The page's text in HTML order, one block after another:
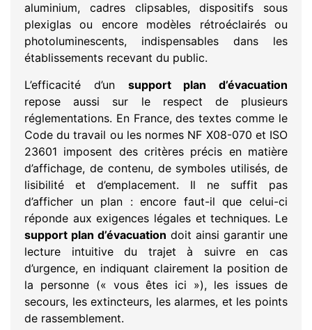
aluminium, cadres clipsables, dispositifs sous
plexiglas ou encore modèles rétroéclairés ou
photoluminescents, indispensables dans les
établissements recevant du public.
L’efficacité d’un support plan d’évacuation
repose aussi sur le respect de plusieurs
réglementations. En France, des textes comme le
Code du travail ou les normes NF X08-070 et ISO
23601 imposent des critères précis en matière
d’affichage, de contenu, de symboles utilisés, de
lisibilité et d’emplacement. Il ne suffit pas
d’afficher un plan : encore faut-il que celui-ci
réponde aux exigences légales et techniques. Le
support plan d’évacuation doit ainsi garantir une
lecture intuitive du trajet à suivre en cas
d’urgence, en indiquant clairement la position de
la personne (« vous êtes ici »), les issues de
secours, les extincteurs, les alarmes, et les points
de rassemblement.